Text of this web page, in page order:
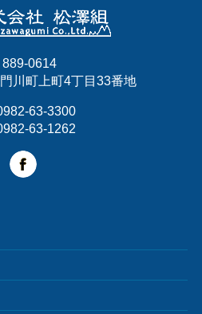
889-0614
川町上町4丁目33番地
63-3300
63-1262